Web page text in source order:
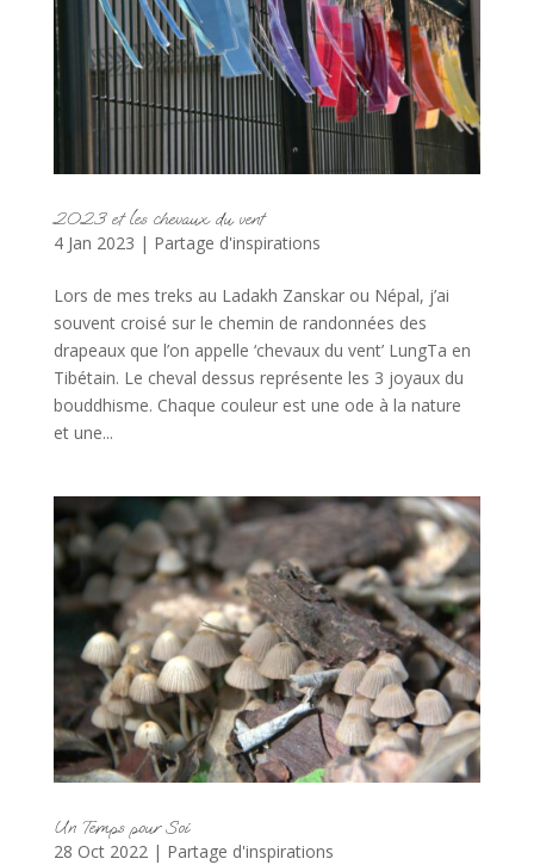
2023 et les chevaux du vent
4 Jan 2023 | Partage d'inspirations
Lors de mes treks au Ladakh Zanskar ou Népal, j’ai
souvent croisé sur le chemin de randonnées des
drapeaux que l’on appelle ‘chevaux du vent’ LungTa en
Tibétain. Le cheval dessus représente les 3 joyaux du
bouddhisme. Chaque couleur est une ode à la nature
et une...
Un Temps pour Soi
28 Oct 2022| Partage d'inspirations